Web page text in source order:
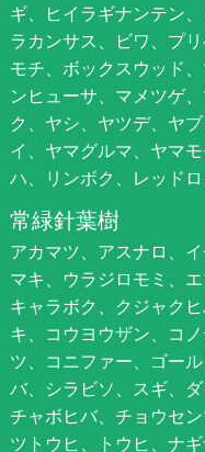
ギ、ヒイラギナンテン
ラカンサス、ビワ、プ
モチ、ボックスウッド
ンヒューサ、マメツゲ
ク、ヤシ、ヤツデ、ヤ
イ、ヤマグルマ、ヤマ
ハ、リンボク、レッド
常緑針葉樹
アカマツ、アスナロ、
マキ、ウラジロモミ、
キャラボク、クジャク
キ、コウヨウザン、コ
ツ、コニファー、ゴー
バ、シラビソ、スギ、
チャボヒバ、チョウセ
ツトウヒ、トウヒ、ナ